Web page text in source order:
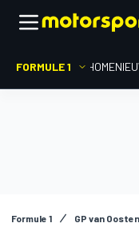
FORMULE 1 HOME
Formule 1 GP van